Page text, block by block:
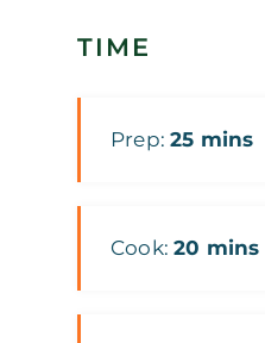
TIME
Prep:25 mins
Cook:20 mins